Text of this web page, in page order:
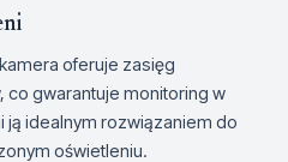
oferuje zasięg
gwarantuje monitoring w
ją idealnym rozwiązaniem do
oświetleniu.